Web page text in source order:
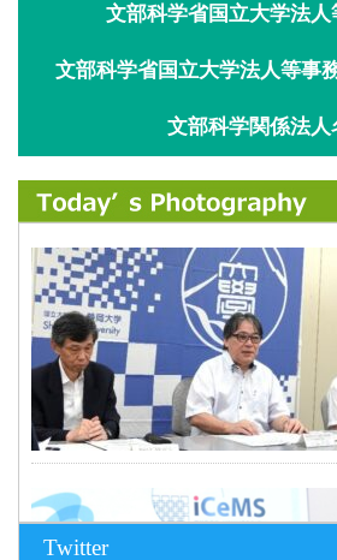
文部科学省国立大学法人
文部科学省国立大学法人等事
文部科学関係法人
Twitter